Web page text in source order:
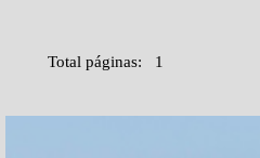
Total páginas: 1